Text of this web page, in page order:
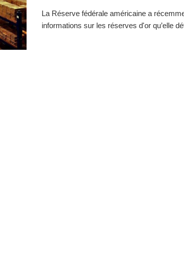
La Réserve fédérale américaine a
informations sur les réserves d'or qu’elle